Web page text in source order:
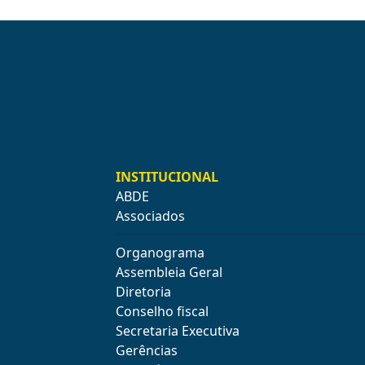
INSTITUCIONAL
ABDE
Associados
Organograma
Assembleia Geral
Diretoria
Conselho fiscal
Secretaria Executiva
Gerências